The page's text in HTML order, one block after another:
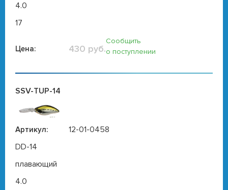
4.0
17
Цена: 430 руб.
Сообщить
о поступлении
SSV-TUP-14
Артикул:
12-01-0458
DD-14
плавающий
4.0